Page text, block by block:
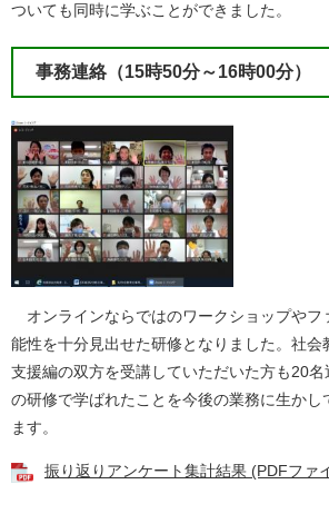
ついても同時に学ぶことができました。
事務連絡（15時50分～16時00分）
オンラインならではのワークショップやフ
能性を十分見出せた研修となりました。社会
支援編の双方を受講していただいた方も20
の研修で学ばれたことを今後の業務に生かし
ます。
振り返りアンケート集計結果 (PDFファ